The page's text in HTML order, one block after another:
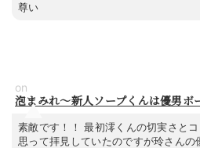
尊い
on
泡まみれ～新人ソープくんは優男ボ
素敵です！！ 最初澪くんの切実さと
思って拝見していたのですが玲さんの